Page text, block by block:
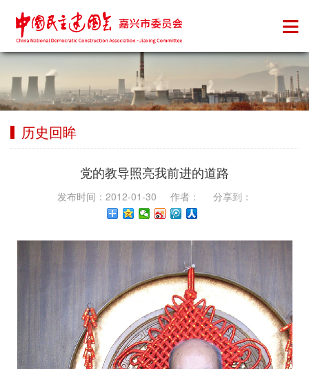
历史回眸
党的教导照亮我前进的道路
发布时间：2012-01-30 作者： 分享到：